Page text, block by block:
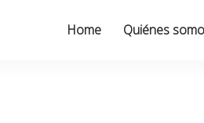
Home Quiénes